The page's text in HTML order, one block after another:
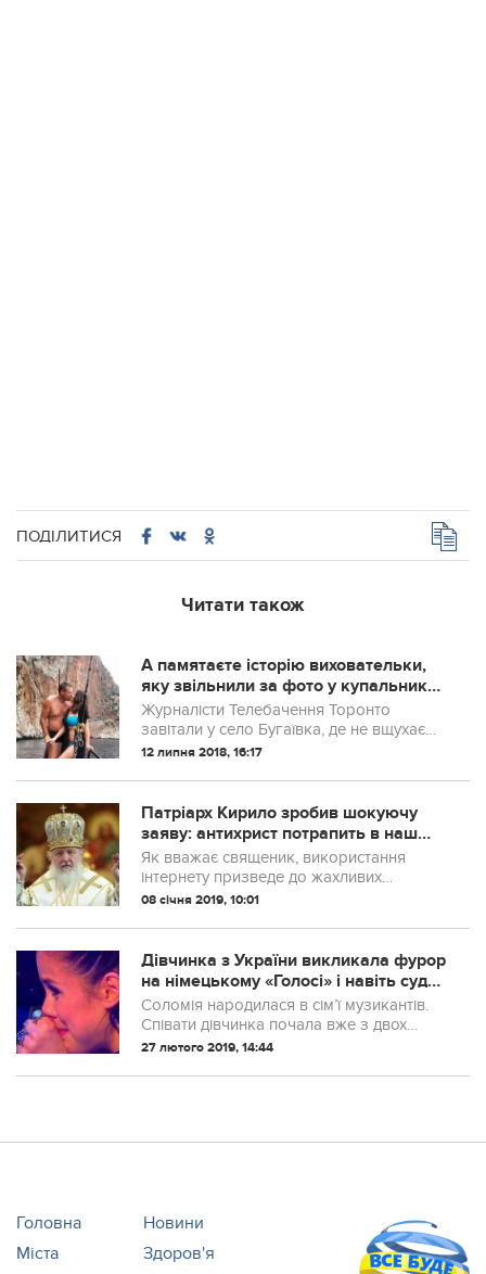
ПОДІЛИТИСЯ
Читати також
А памятаєте історію виховательки,
яку звільнили за фото у купальнику?
Вона не закінчилася! Журналістка в
одному купальнику приїхала у село і
пішла у сільраду. Відео!
Журналісти Телебачення Торонто
завітали у село Бугаївка, де не вщухає
скандал через звільнення виховальки
12 липня 2018, 16:17
Патріарх Кирило зробив шокуючу
заяву: антихрист потрапить в наш
світ через дітей
Як вважає священик, використання
інтернету призведе до жахливих
наслідків
08 січня 2019, 10:01
Дівчинка з України викликала фурор
на німецькому «Голосі» і навіть судді
не стримали сліз
Соломія народилася в сім’ї музикантів.
Співати дівчинка почала вже з двох
років, а ось на велику сцену вперше
міському конкурсі серед дитячих
27 лютого 2019, 14:44
Головна
Новини
Міста
Здоров'я